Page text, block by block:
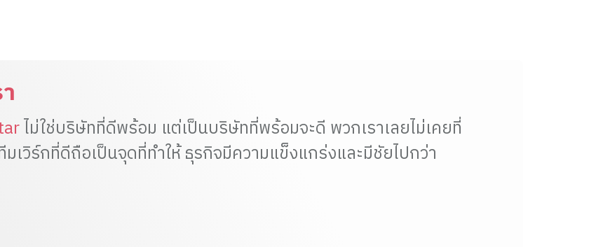
ไม่ใช่บริษัทที่ดีพร้อม แต่เป็นบริษัทที่พร้อมจะดี พวกเราเลยไม่เคยที่
วิร์กที่ดีถือเป็นจุดที่ทำให้ ธุรกิจมีความแข็งแกร่งและมีชัยไปกว่า